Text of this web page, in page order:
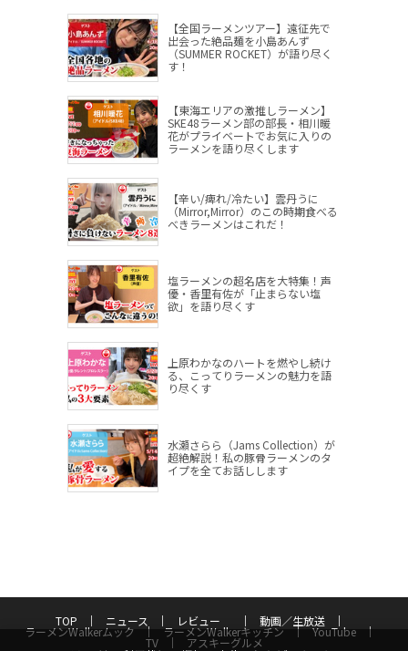
【全国ラーメンツアー】遠征先で
出会った絶品麺を小島あんず
（SUMMER ROCKET）が語り尽く
す！
【東海エリアの激推しラーメン】
SKE48ラーメン部の部長・相川暖
花がプライベートでお気に入りの
ラーメンを語り尽くします
【辛い/痺れ/冷たい】雲丹うに
（Mirror,Mirror）のこの時期食べる
べきラーメンはこれだ！
塩ラーメンの超名店を大特集！声
優・香里有佐が「止まらない塩
欲」を語り尽くす
上原わかなのハートを燃やし続け
る、こってりラーメンの魅力を語
り尽くす
水瀬さらら（Jams Collection）が
超絶解説！私の豚骨ラーメンのタ
イプを全てお話しします
TOP ニュース レビュー 動画／生放送
ラーメンWalkerムック ラーメンWalkerキッチン YouTube
TV アスキーグルメ